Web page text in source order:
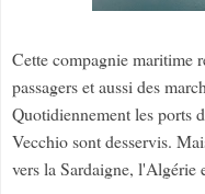
Cette compagnie maritime
passagers et aussi des
Quotidiennement les ports
Vecchio sont desservis.
vers la Sardaigne, l'Algérie